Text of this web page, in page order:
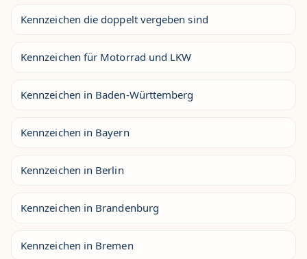
Kennzeichen die doppelt vergeben sind
Kennzeichen für Motorrad und LKW
Kennzeichen in Baden-Württemberg
Kennzeichen in Bayern
Kennzeichen in Berlin
Kennzeichen in Brandenburg
Kennzeichen in Bremen